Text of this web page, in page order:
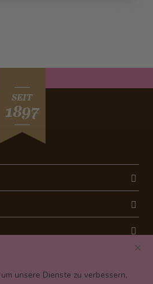
SEIT
1897
unsere Dienste zu verbessern,